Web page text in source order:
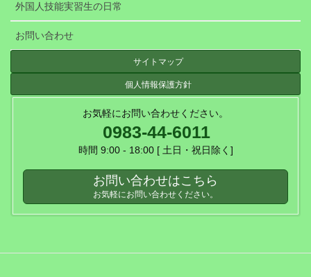
外国人技能実習生の日常
お問い合わせ
サイトマップ
個人情報保護方針
お気軽にお問い合わせください。
0983-44-6011
時間 9:00 - 18:00 [ 土日・祝日除く]
お問い合わせはこちら
お気軽にお問い合わせください。